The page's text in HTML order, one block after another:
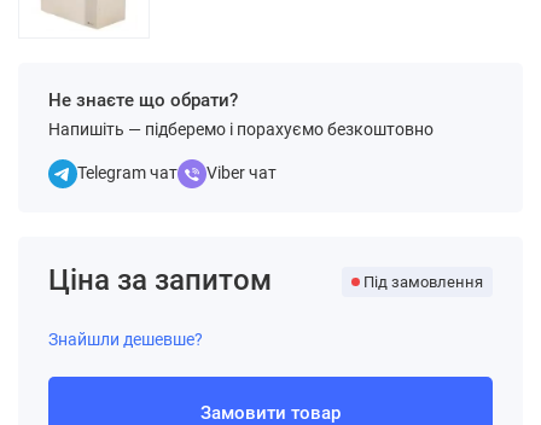
Не знаєте що обрати?
Напишіть — підберемо і порахуємо безкоштовно
Telegram чат Viber чат
Ціна за запитом Під замовлення
Знайшли дешевше?
Замовити товар